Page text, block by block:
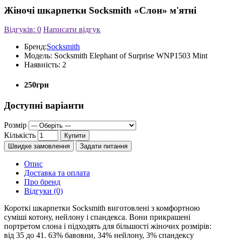
Жіночі шкарпетки Socksmith «Слон» м'ятні
Відгуків: 0 Написати відгук
Бренд:Socksmith
Модель: Socksmith Elephant of Surprise WNP1503 Mint
Наявність: 2
250грн
Доступні варіанти
Розмір
Кількість
Купити
Швидке замовлення
Задати питання
Опис
Доставка та оплата
Про бренд
Відгуки (0)
Короткі шкарпетки Socksmith виготовлені з комфортною
суміші котону, нейлону і спандекса. Вони прикрашені
портретом слона і підходять для більшості жіночих розмірів:
від 35 до 41. 63% бавовни, 34% нейлону, 3% спандексу